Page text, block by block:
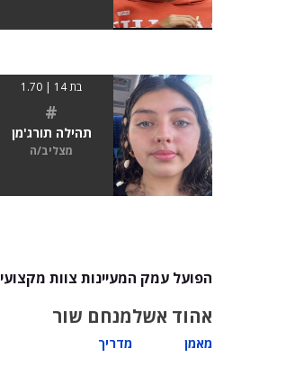
בת 14 | 1.70
#
תהילה תורג'מן
מצליב/ה
הפועל עמק המעיינות צוות מקצועי
אהוד אשל
מאמן
מנחם שור
מדריך